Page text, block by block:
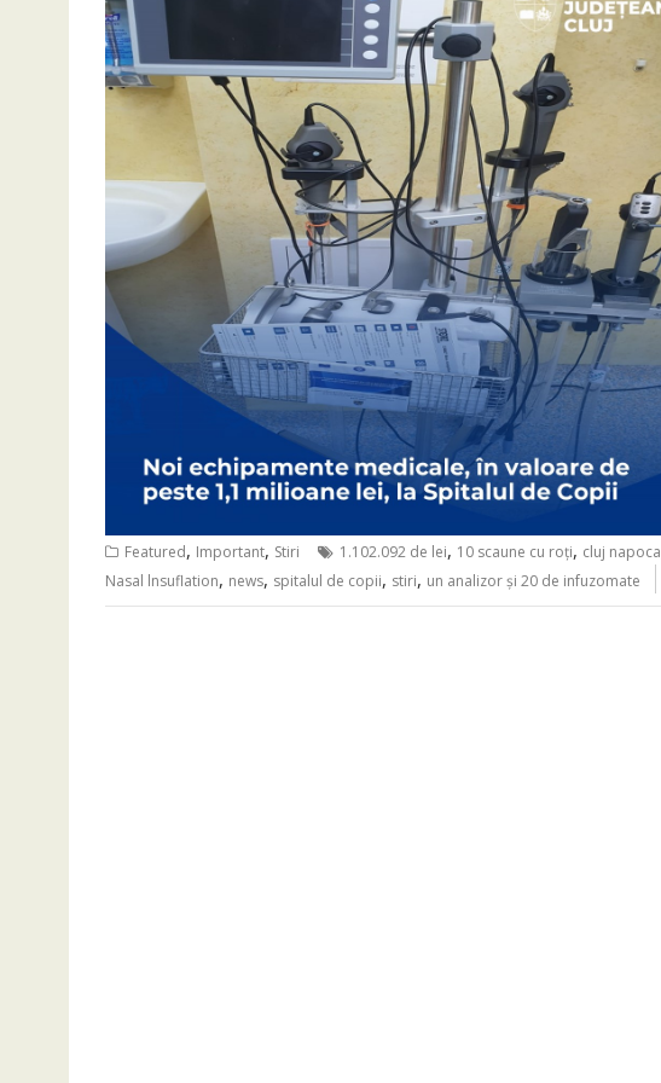
Featured, Important, Stiri 1.102.092 de lei, 10 scaune cu roți, cluj napoca
Nasal lnsuflation, news, spitalul de copii, stiri, un analizor și 20 de infuzomate